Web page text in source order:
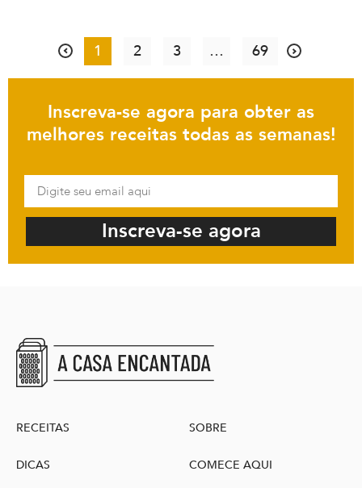
1 2 3 … 69
Inscreva-se agora para obter as
melhores receitas todas as semanas!
Inscreva-se agora
RECEITAS
DICAS
SOBRE
COMECE AQUI